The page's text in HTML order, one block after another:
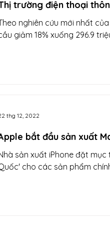
trường điện thoại
nghiên cứu mới nhất
giảm 18% xuống 296.9
bắt đầu sản xuất
sản xuất iPhone đặt
cho các sản phẩm
thg 12, 2022